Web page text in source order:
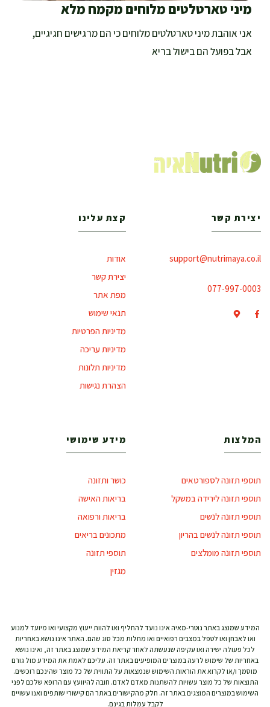
מיני טארטלטים מלוחים מקמח מלא
אני אוהבת מיני טארטלטים מלוחים כי הם מרגישים חגיגיים,
אבל בפועל הם בישול בריא
יצירת קשר
support@nutrimaya.co.il
077-997-0003
קצת עלינו
אודות
יצירת קשר
מפת אתר
תנאי שימוש
מדיניות הפרטיות
מדיניות עריכה
מדיניות תלונות
הצהרת נגישות
המלצות
תוספי תזונה לספורטאים
תוספי תזונה לירידה במשקל
תוספי תזונה לנשים
תוספי תזונה לנשים בהריון
תוספי תזונה מומלצים
מידע שימושי
כושר ותזונה
בריאות האישה
בריאות ורפואה
מתכונים בריאים
תוספי תזונה
מגזין
המידע שמוצג באתר נוטרי-מאיה אינו נועד להחליף ואו להוות ייעוץ מקצועי ואו מיועד למנוע
ואו לאבחן ואו לטפל במצבים רפואיים ואו מחלות מכל סוג שהם. האתר אינו נושא באחריות
לכל פעולה ישירה ואו עקיפה שנעשתה לאחר קריאת המידע שמוצג באתר זה, ואינו נושא
באחריות של שימוש לרעה במוצרים המופיעים באתר זה. עליכם לאמת את המידע מול גורם
מוסמך ו/או לקרוא את הוראות השימוש שנמצאות על התווית של כל מוצר שהינכם רוכשים.
התוצאות של כל מוצר עשויות להשתנות מאדם לאדם. חובה להיוועץ עם הרופא שלכם לפני
השימוש במוצרים המוצגים באתר זה. חלק מהקישורים באתר הם קישורי שותפים ואנו עשויים
לקבל עמלות בגינם.